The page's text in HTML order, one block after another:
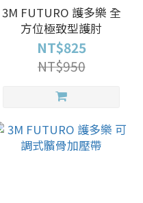
3M FUTURO 護多樂 全
方位極致型護肘
NT$825
NT$950